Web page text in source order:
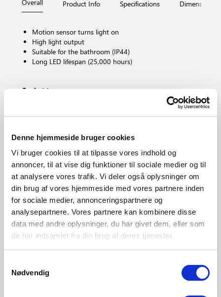
Denne hjemmeside bruger cookies
Vi bruger cookies til at tilpasse vores indhold og
annoncer, til at vise dig funktioner til sociale medier og til
at analysere vores trafik. Vi deler også oplysninger om
din brug af vores hjemmeside med vores partnere inden
for sociale medier, annonceringspartnere og
analysepartnere. Vores partnere kan kombinere disse
data med andre oplysninger, du har givet dem, eller som
de har indsamlet fra din brug af deres tjenester.
Nødvendig
Overall Product Info Specifications Dimensions
Motion sensor turns light on
High light output
Suitable for the bathroom (IP44)
Long LED lifespan (25,000 hours)
Socket type
Colour temperature (Kelvin)
Brightness of light (Lumen)
1300.0
IP degree
IP44
Area
Indoor
Primary material
Plastic